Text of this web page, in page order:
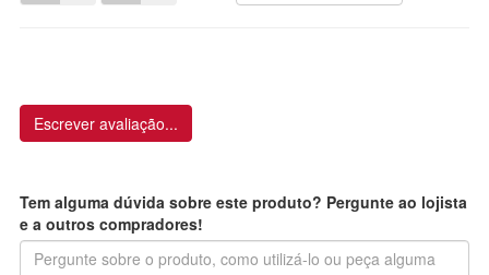
Escrever avaliação...
Tem alguma dúvida sobre este produto? Pergunte ao lojista
e a outros compradores!